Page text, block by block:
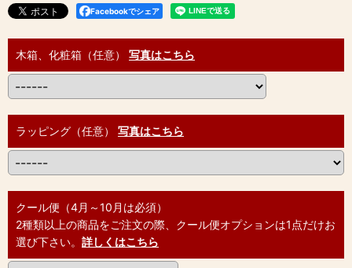
Facebookでシェア
木箱、化粧箱（任意） 写真はこちら
ラッピング（任意） 写真はこちら
クール便（4月～10月は必須）
2種類以上の商品をご注文の際、クール便オプションは1点だけお
選び下さい。 詳しくはこちら